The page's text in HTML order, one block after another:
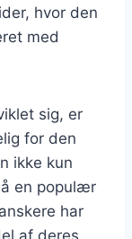
hvor den
med
sig, er
for den
ikke kun
en populær
har
af deres